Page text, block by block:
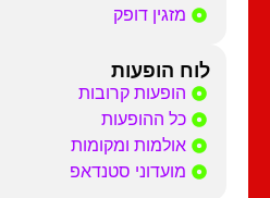
מזגין דופק
לוח הופעות
הופעות קרובות
כל ההופעות
אולמות ומקומות
מועדוני סטנדאפ